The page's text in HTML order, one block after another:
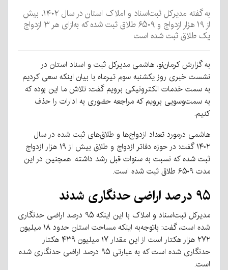
به گفته مدیرکل ثبت‌اسناد و املاک استان در سال ۱۴۰۲، بیش
از ۱۹ هزار ازدواج و ۶۵۰۹ طلاق ثبت شده که به‌ازای هر ۳ ازدواج
یک طلاق ثبت شده است
به گزارش کرمان‌نو، هاشمی مدیرکل ثبت و اسناد استان در
نشست خبری روز یکشنبه سوم تیرماه با بیان اینکه سعی کردیم
به سمت خدمات الکترونیکی برویم گفت: تلاش ما این بوده که
به سمت‌وسویی برویم که مراجعه حضوری به ادارات را حذف
کنیم.
هاشمی درمورد تعداد ازدواج‌ها و طلاق‌های ثبت شده در سال
۱۴۰۲ گفت: در حوزه دفاتر ازدواج و طلاق بیش از ۱۹ هزار ازدواج
ثبت شده که نسبت به سنوات قبل رشد داشته. همچنین در این
مدت ۶۵۰۹ طلاق ثبت شده است.
۹۵ درصد اراضی حدنگاری شدند
مدیرکل ثبت‌اسناد و املاک با این اینکه ۹۵ درصد اراضی حدنگاری
شده است، گفت: باتوجه‌به اینکه مساحت استان حدود ۱۸ میلیون
۲۷۲ هزار هکتار است از این مقدار ۱۷ میلیون ۴۳۹ هکتار
حدنگاری شده است که به عبارتی ۹۵ درصد اراضی حدنگاری شده
است.